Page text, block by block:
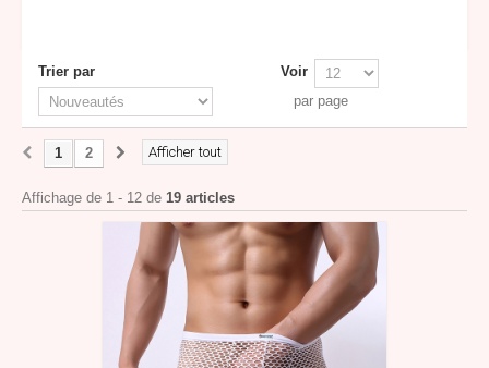
Trier par
Voir
par page
Afficher tout
1 2
Affichage de 1 - 12 de 19 articles